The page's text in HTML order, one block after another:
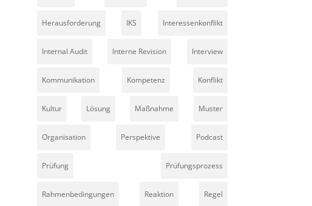
Herausforderung IKS Interessenkonflikt
Internal Audit Interne Revision Interview
Kommunikation Kompetenz Konflikt
Kultur Lösung Maßnahme Muster
Organisation Perspektive Podcast
Prüfung Prüfungsprozess
Rahmenbedingungen Reaktion Regel